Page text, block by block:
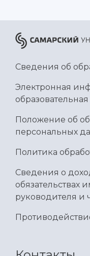
Сведения об
Электронная
Положение об
персональных
Политика
Сведения о
обязательствах
руководителя и